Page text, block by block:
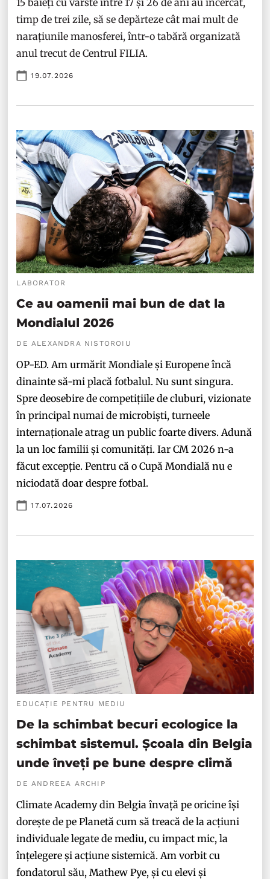
15 băieți cu vârste între 17 și 26 de ani au încercat,
timp de trei zile, să se depărteze cât mai mult de
narațiunile manosferei, într-o tabără organizată
anul trecut de Centrul FILIA.
19.07.2026
LABORATOR
Ce au oamenii mai bun de dat la
Mondialul 2026
DE ALEXANDRA NISTOROIU
OP-ED. Am urmărit Mondiale și Europene încă
dinainte să-mi placă fotbalul. Nu sunt singura.
Spre deosebire de competițiile de cluburi, vizionate
în principal numai de microbiști, turneele
internaționale atrag un public foarte divers. Adună
la un loc familii și comunități. Iar CM 2026 n-a
făcut excepție. Pentru că o Cupă Mondială nu e
niciodată doar despre fotbal.
17.07.2026
EDUCAȚIE PENTRU MEDIU
De la schimbat becuri ecologice la
schimbat sistemul. Școala din Belgia
unde înveți pe bune despre climă
DE ANDREEA ARCHIP
Climate Academy din Belgia învață pe oricine își
dorește de pe Planetă cum să treacă de la acțiuni
individuale legate de mediu, cu impact mic, la
înțelegere și acțiune sistemică. Am vorbit cu
fondatorul său, Mathew Pye, și cu elevi și